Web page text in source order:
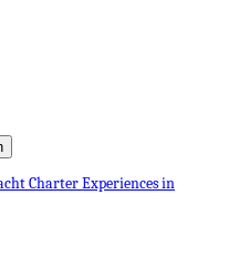
Charter Experiences in